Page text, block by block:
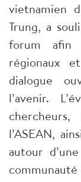
vietnamien
Trung, a
forum afin
régionaux
dialogue
l’avenir.
l’ASEAN,
autour